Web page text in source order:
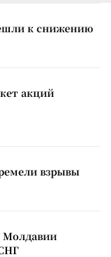
к снижению
акций
взрывы
Молдавии